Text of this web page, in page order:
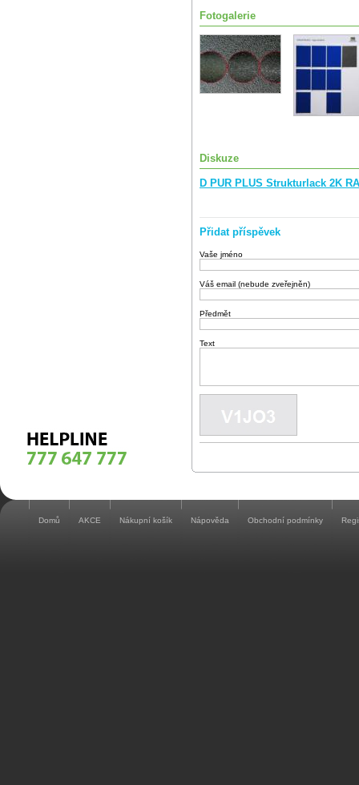
Fotogalerie
Diskuze
D PUR PLUS Strukturlack 2K
Přidat příspěvek
Vaše jméno
Váš email (nebude zveřejněn)
Předmět
Text
Domů AKCE Nákupní košík Nápověda Obchodní podmínky